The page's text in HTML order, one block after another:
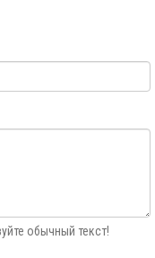
обычный текст!